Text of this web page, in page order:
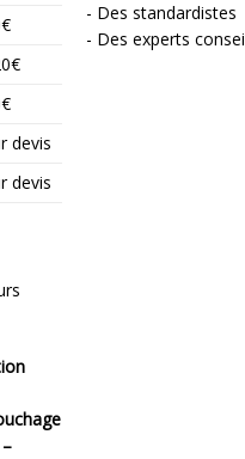
devis
devis
- Des standardistes
- Des experts